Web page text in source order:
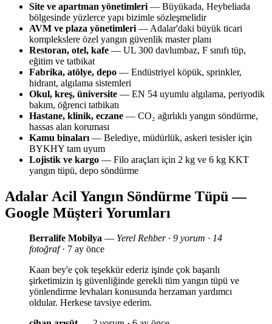
Site ve apartman yönetimleri — Büyükada, Heybeliada
bölgesinde yüzlerce yapı bizimle sözleşmelidir
AVM ve plaza yönetimleri — Adalar'daki büyük ticari
komplekslere özel yangın güvenlik master planı
Restoran, otel, kafe — UL 300 davlumbaz, F sınıfı tüp,
eğitim ve tatbikat
Fabrika, atölye, depo — Endüstriyel köpük, sprinkler,
hidrant, algılama sistemleri
Okul, kreş, üniversite — EN 54 uyumlu algılama, periyodik
bakım, öğrenci tatbikatı
Hastane, klinik, eczane — CO₂ ağırlıklı yangın söndürme,
hassas alan koruması
Kamu binaları — Belediye, müdürlük, askeri tesisler için
BYKHY tam uyum
Lojistik ve kargo — Filo araçları için 2 kg ve 6 kg KKT
yangın tüpü, depo söndürme
Adalar Acil Yangın Söndürme Tüpü —
Google Müşteri Yorumları
Berralife Mobilya — Yerel Rehber · 9 yorum · 14
fotoğraf· 7 ay önce
Kaan bey'e çok teşekkür ederiz işinde çok başarılı
şirketimizin iş güvenliğinde gerekli tüm yangın tüpü ve
yönlendirme levhaları konusunda herzaman yardımcı
oldular. Herkese tavsiye ederim.